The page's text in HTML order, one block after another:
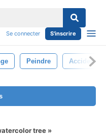
Se connecter S'inscrire
Peindre Accident
tree